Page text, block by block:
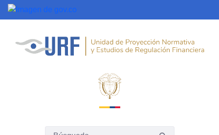
Saltar al contenido principal